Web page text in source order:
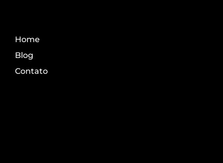
Home
Blog
Contato